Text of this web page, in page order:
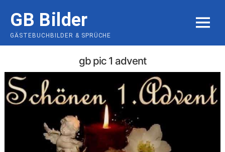
content
GB Bilder
GÄSTEBUCHBILDER & SPRÜCHE
MENU
gb pic 1 advent